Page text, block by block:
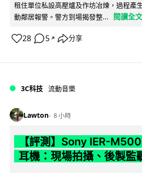
租住單位私設高壓爐及作坊冶煉，過程產
動鄰居報警。警方到場揭發整...
閱讀全文
28 5 ↗ 分享
3C科技 流動音樂
Lawton 8 小時
【評測】Sony IER-
耳機：現場拍攝、後製監